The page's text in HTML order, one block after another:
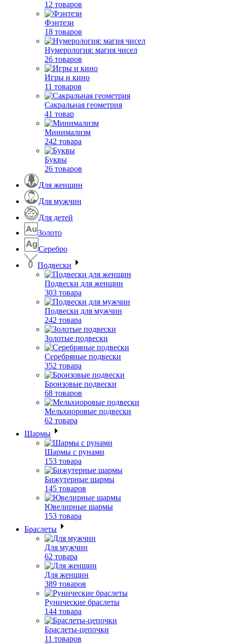
12 товаров
Фэнтези
18 товаров
Нумерология: магия чисел
26 товаров
Игры и кино
11 товаров
Сакральная геометрия
41 товар
Минимализм
242 товара
Буквы
26 товаров
Для женщин
Для мужчин
Для детей
Золото
Серебро
Подвески
Подвески для женщин
303 товара
Подвески для мужчин
242 товара
Золотые подвески
Серебряные подвески
352 товара
Бронзовые подвески
68 товаров
Мельхиоровые подвески
62 товара
Шармы
Шармы с рунами
153 товара
Бижутерные шармы
145 товаров
Ювелирные шармы
153 товара
Браслеты
Для мужчин
62 товара
Для женщин
389 товаров
Рунические браслеты
144 товара
Браслеты-цепочки
11 товаров